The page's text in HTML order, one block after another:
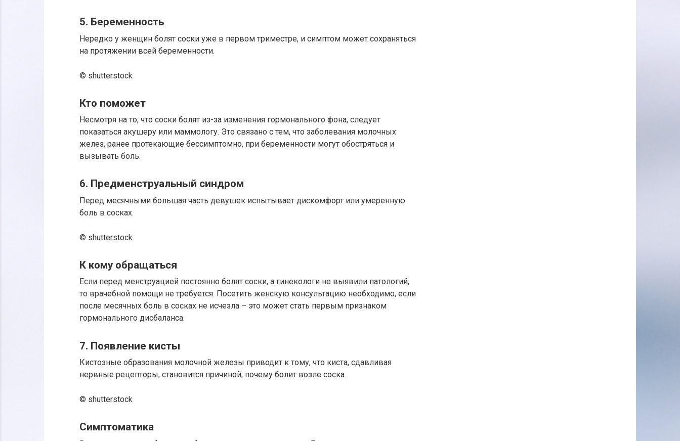
5. Беременность
Нередко у женщин болят соски уже в первом триместре, и симптом может сохраняться
на протяжении всей беременности.
© shutterstock
Кто поможет
Несмотря на то, что соски болят из-за изменения гормонального фона, следует
показаться акушеру или маммологу. Это связано с тем, что заболевания молочных
желез, ранее протекающие бессимптомно, при беременности могут обостряться и
вызывать боль.
6. Предменструальный синдром
Перед месячными большая часть девушек испытывает дискомфорт или умеренную
боль в сосках.
© shutterstock
К кому обращаться
Если перед менструацией постоянно болят соски, а гинекологи не выявили патологий,
то врачебной помощи не требуется. Посетить женскую консультацию необходимо, если
после месячных боль в сосках не исчезла – это может стать первым признаком
гормонального дисбаланса.
7. Появление кисты
Кистозные образования молочной железы приводит к тому, что киста, сдавливая
нервные рецепторы, становится причиной, почему болит возле соска.
© shutterstock
Симптоматика